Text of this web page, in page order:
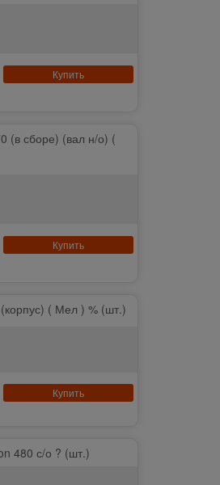
Купить
(в сборе) (вал н/о) (
Купить
( Мел ) % (шт.)
Купить
480 с/о ? (шт.)